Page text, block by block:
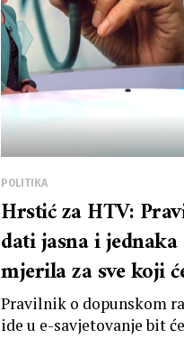
POLITIKA
Hrstić za HTV:
dati jasna i jednaka
mjerila za sve koji
tražiti suglasnost za
Pravilnik o dopunskom
ide u e-savjetovanje bit